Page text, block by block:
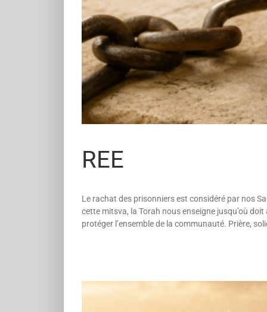
REE
Le rachat des prisonniers est considéré par nos
cette mitsva, la Torah nous enseigne jusqu’où
protéger l’ensemble de la communauté. Prière,